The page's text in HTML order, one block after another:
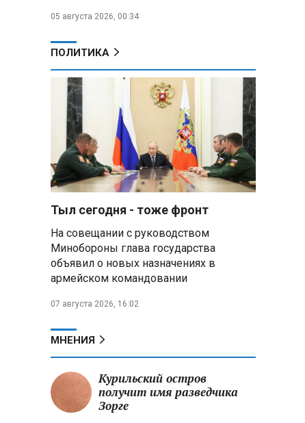
Владимир Путин обсудил с
меры по защите инфраструктуры
Минобороны РФ: «Искандер»
уничтожил эшелон с техникой
ВСУ в Днепропетровской
области
Главы правительств ЕАЭС
подписали три соглашения по
e‑торговле, биржевому рынку и
ученым званиям
Александр Лукашенко:
Хотите «собирать сливки» в
городах — отвечайте и за
отдалённые деревни
Минобороны РФ: установлен
Харьковской области
криптообменников в «Москва-
Сити», через которую
украинские call-центры
05 августа 2026, 00:34
ПОЛИТИКА
Тыл сегодня - тоже фронт
На совещании с руководством
Минобороны глава государства
объявил о новых назначениях в
армейском командовании
07 августа 2026, 16:02
МНЕНИЯ
Курильский остров
получит имя разведчика
Зорге